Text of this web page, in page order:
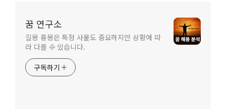
꿈 연구소
길몽 흉몽은 특정 사물도 중요하지만 상황에 따
라 다를 수 있습니다.
구독하기